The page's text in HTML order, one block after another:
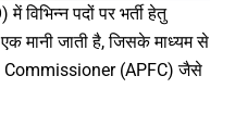
पदों पर भर्ती हेतु
मानी जाती है, जिसके माध्यम से
(APFC) जैसे